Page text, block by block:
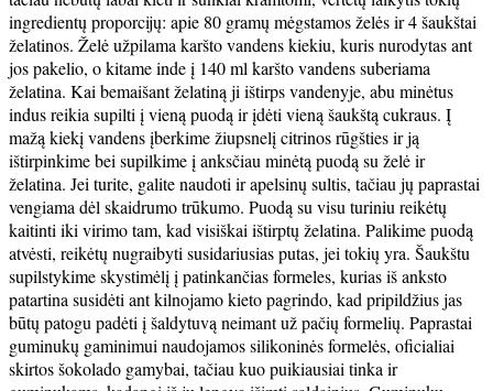
ingredientų proporcijų: apie 80 gramų mėgstamos želės ir 4 šaukštai
želatinos. Želė užpilama karšto vandens kiekiu, kuris nurodytas ant
jos pakelio, o kitame inde į 140 ml karšto vandens suberiama
želatina. Kai bemaišant želatiną ji ištirps vandenyje, abu minėtus
indus reikia supilti į vieną puodą ir įdėti vieną šaukštą cukraus. Į
mažą kiekį vandens įberkime žiupsnelį citrinos rūgšties ir ją
ištirpinkime bei supilkime į anksčiau minėtą puodą su želė ir
želatina. Jei turite, galite naudoti ir apelsinų sultis, tačiau jų paprastai
vengiama dėl skaidrumo trūkumo. Puodą su visu turiniu reikėtų
kaitinti iki virimo tam, kad visiškai ištirptų želatina. Palikime puodą
atvėsti, reikėtų nugraibyti susidariusias putas, jei tokių yra. Šaukštu
supilstykime skystimėlį į patinkančias formeles, kurias iš anksto
patartina susidėti ant kilnojamo kieto pagrindo, kad pripildžius jas
būtų patogu padėti į šaldytuvą neimant už pačių formelių. Paprastai
guminukų gaminimui naudojamos silikoninės formelės, oficialiai
skirtos šokolado gamybai, tačiau kuo puikiausiai tinka ir